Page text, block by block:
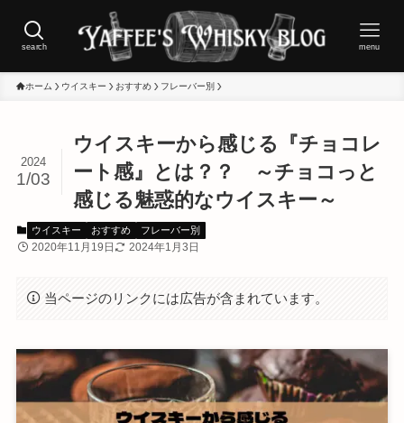
search menu
ホーム ウイスキー おすすめ フレーバー別
ウイスキーから感じる『チョコレ
ート感』とは？？ ～チョコっと
感じる魅惑的なウイスキー～
2024
1/03
ウイスキー おすすめ フレーバー別
2020年11月19日 2024年1月3日
当ページのリンクには広告が含まれています。